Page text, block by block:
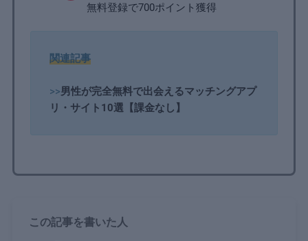
無料登録で700ポイント獲得
関連記事
>>男性が完全無料で出会えるマッチングアプ
リ・サイト10選【課金なし】
この記事を書いた人